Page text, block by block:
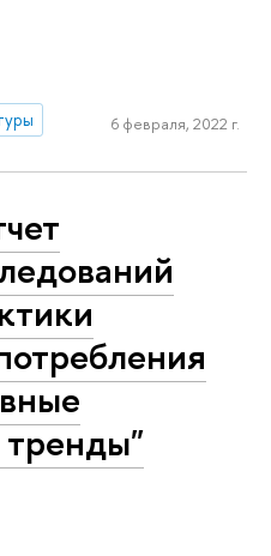
6 февраля, 2022 г.
тренды"